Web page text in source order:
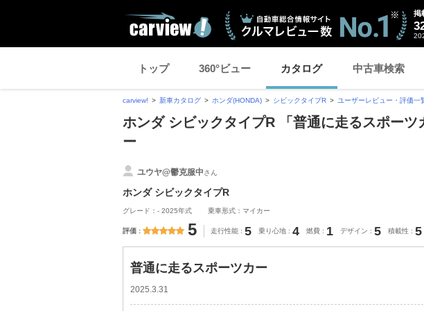
掲
トップ 360°ビュー カタログ 中古車検索
carview! 新車カタログ ホンダ(HONDA) シビックタイプR ユーザーレビュー・評価一
ホンダ シビックタイプR 「普通に走るスポーツ
ー
ユウヤ@鬱克服中さん
ホンダ シビックタイプR
グレード：- 2025年式 乗車形式：マイカー
評価 5 走行性能 5 乗り心地 4 燃費 1 デザイン 5 積載性 5
普通に走るスポーツカー
2025.3.31